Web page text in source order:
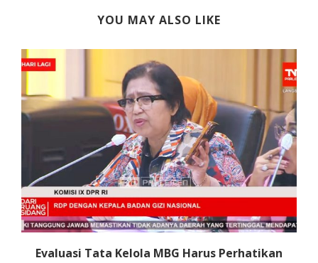
YOU MAY ALSO LIKE
Evaluasi Tata Kelola MBG Harus Perhatikan